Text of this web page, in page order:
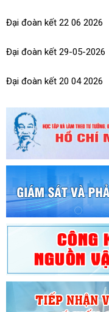
Đại đoàn kết 22 06 2026
Đại đoàn kết 29-05-2026
Đại đoàn kết 20 04 2026